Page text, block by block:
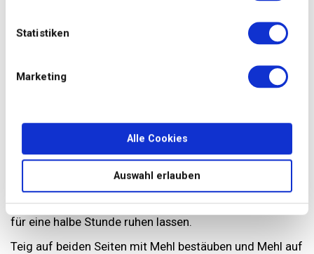
Statistiken
Marketing
Alle Cookies
Auswahl erlauben
geschmeidigen Teig kneten. Den Teig nun gemäss
Variante 1.: Feuchtes Tuch auf den Teig und 2
Variante 3: Den Teig für 24 Stunden kühl stellen.
Ofen auf 250 Grad vorheizen , Ober- und Unterhitze.
Den Teig in 200g-Stücke portionieren und aus diesen
Stücken wieder Kugeln formen. Den Pizzateig nochmals
für eine halbe Stunde ruhen lassen.
Teig auf beiden Seiten mit Mehl bestäuben und Mehl auf